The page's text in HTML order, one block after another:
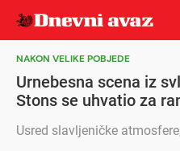
NAKON VELIKE POBJEDE
Urnebesna scena iz
Stons se uhvatio za
Usred slavljeničke